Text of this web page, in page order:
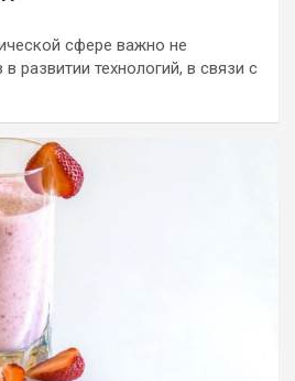
сфере важно не
развитии технологий, в связи с